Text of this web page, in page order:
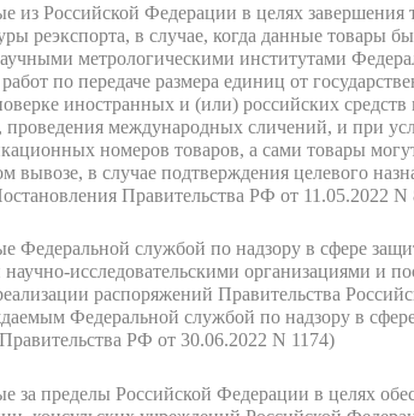
из Российской Федерации в целях
реэкспорта, в случае, когда данные товары
метрологическими институтами
по передаче размера единиц от
иностранных и (или) российских
проведения международных сличений, и при
номеров товаров, а сами товары
вывозе, в случае подтверждения целевого
Правительства РФ от 11.05.2022 N
Федеральной службой по надзору в сфере
исследовательскими организациями и
распоряжений Правительства
Федеральной службой по надзору в
РФ от 30.06.2022 N 1174)
за пределы Российской Федерации в целях